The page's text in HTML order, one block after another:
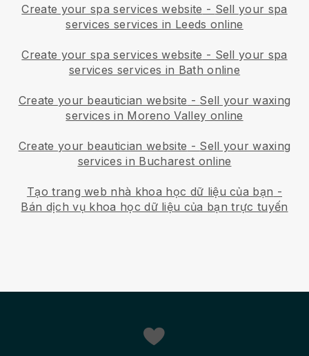
Create your spa services website - Sell your spa
services services in Leeds online
Create your spa services website - Sell your spa
services services in Bath online
Create your beautician website - Sell your waxing
services in Moreno Valley online
Create your beautician website - Sell your waxing
services in Bucharest online
Tạo trang web nhà khoa học dữ liệu của bạn -
Bán dịch vụ khoa học dữ liệu của bạn trực tuyến